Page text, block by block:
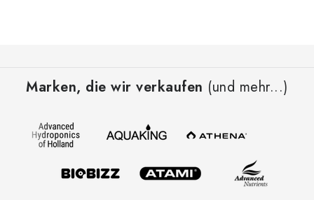
Marken, die wir verkaufen (und mehr...)